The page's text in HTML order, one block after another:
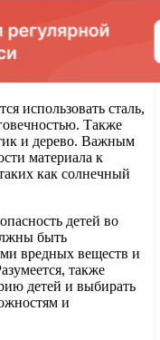
использовать сталь,
Также
и дерево. Важным
материала к
как солнечный
детей во
быть
вредных веществ и
также
детей и выбирать
и